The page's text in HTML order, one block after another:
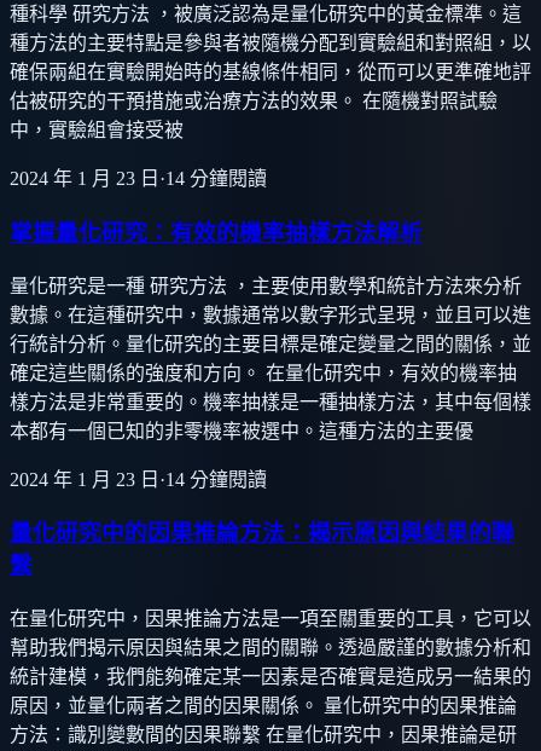
種科學 研究方法 ，被廣泛認為是量化研究中的黃金標準。這
種方法的主要特點是參與者被隨機分配到實驗組和對照組，以
確保兩組在實驗開始時的基線條件相同，從而可以更準確地評
估被研究的干預措施或治療方法的效果。 在隨機對照試驗
中，實驗組會接受被
2024 年 1 月 23 日 ·14 分鐘閱讀
掌握量化研究：有效的機率抽樣方法解析
量化研究是一種 研究方法 ，主要使用數學和統計方法來分析
數據。在這種研究中，數據通常以數字形式呈現，並且可以進
行統計分析。量化研究的主要目標是確定變量之間的關係，並
確定這些關係的強度和方向。 在量化研究中，有效的機率抽
樣方法是非常重要的。機率抽樣是一種抽樣方法，其中每個樣
本都有一個已知的非零機率被選中。這種方法的主要優
2024 年 1 月 23 日 ·14 分鐘閱讀
量化研究中的因果推論方法：揭示原因與結果的聯
繫
在量化研究中，因果推論方法是一項至關重要的工具，它可以
幫助我們揭示原因與結果之間的關聯。透過嚴謹的數據分析和
統計建模，我們能夠確定某一因素是否確實是造成另一結果的
原因，並量化兩者之間的因果關係。 量化研究中的因果推論
方法：識別變數間的因果聯繫 在量化研究中，因果推論是研